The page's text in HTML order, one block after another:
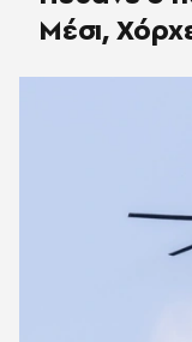
Μέσι,